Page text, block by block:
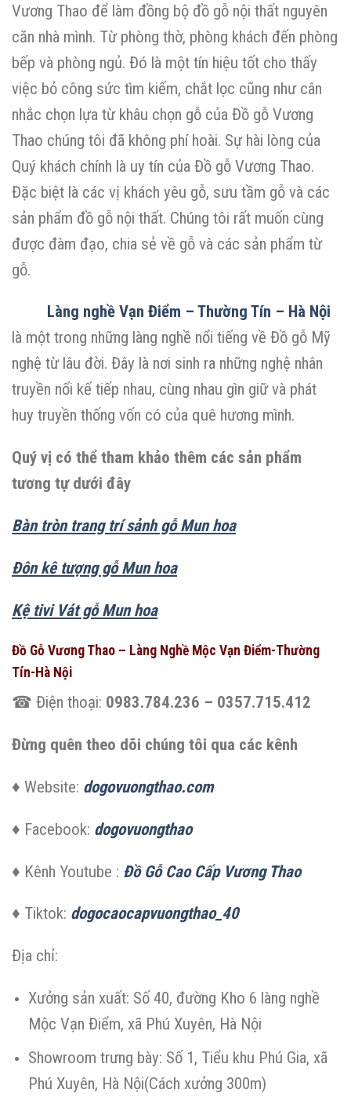
Vương Thao để làm đồng bộ đồ gỗ nội thất nguyên
căn nhà mình. Từ phòng thờ, phòng khách đến phòng
bếp và phòng ngủ. Đó là một tín hiệu tốt cho thấy
việc bỏ công sức tìm kiếm, chắt lọc cũng như cân
nhắc chọn lựa từ khâu chọn gỗ của Đồ gỗ Vương
Thao chúng tôi đã không phí hoài. Sự hài lòng của
Quý khách chính là uy tín của Đồ gỗ Vương Thao.
Đặc biệt là các vị khách yêu gỗ, sưu tầm gỗ và các
sản phẩm đồ gỗ nội thất. Chúng tôi rất muốn cùng
được đàm đạo, chia sẻ về gỗ và các sản phẩm từ
gỗ.
Làng nghề Vạn Điểm – Thường Tín – Hà Nội
là một trong những làng nghề nổi tiếng về Đồ gỗ Mỹ
nghệ từ lâu đời. Đây là nơi sinh ra những nghệ nhân
truyền nối kế tiếp nhau, cùng nhau gìn giữ và phát
huy truyền thống vốn có của quê hương mình.
Quý vị có thể tham khảo thêm các sản phẩm
tương tự dưới đây
Bàn tròn trang trí sảnh gỗ Mun hoa
Đôn kê tượng gỗ Mun hoa
Kệ tivi Vát gỗ Mun hoa
Đồ Gỗ Vương Thao – Làng Nghề Mộc Vạn Điểm-Thường
Tín-Hà Nội
☎ Điện thoại: 0983.784.236 – 0357.715.412
Đừng quên theo dõi chúng tôi qua các kênh
♦ Website: dogovuongthao.com
♦ Facebook: dogovuongthao
♦ Kênh Youtube : Đồ Gỗ Cao Cấp Vương Thao
♦ Tiktok: dogocaocapvuongthao_40
Địa chỉ:
Xưởng sản xuất: Số 40, đường Kho 6 làng nghề
Mộc Vạn Điểm, xã Phú Xuyên, Hà Nội
Showroom trưng bày: Số 1, Tiểu khu Phú Gia, xã
Phú Xuyên, Hà Nội(Cách xưởng 300m)